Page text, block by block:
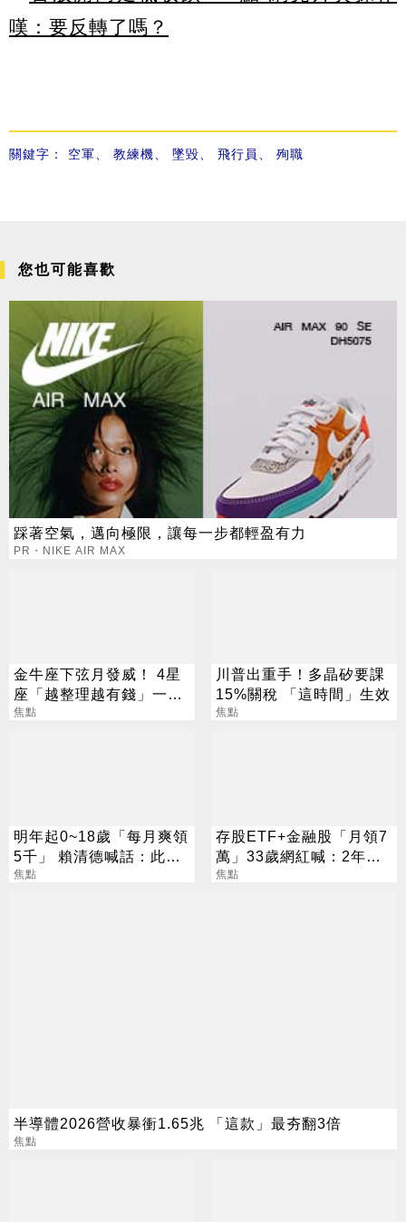
嘆：要反轉了嗎？
關鍵字： 空軍 教練機 墜毀 飛行員 殉職
您也可能喜歡
踩著空氣，邁向極限，讓每一步都輕盈有力
PR・NIKE AIR MAX
金牛座下弦月發威！ 4星
座「越整理越有錢」一路
旺運到10月
焦點
川普出重手！多晶矽要課
15%關稅 「這時間」生效
焦點
明年起0~18歲「每月爽領
5千」 賴清德喊話：此時
不生待何時
焦點
存股ETF+金融股「月領7
萬」33歲網紅喊：2年內
要退休
焦點
半導體2026營收暴衝1.65兆 「這款」最夯翻3倍
焦點